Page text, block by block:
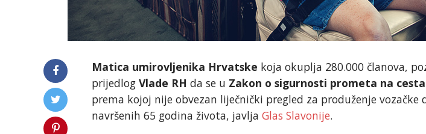
Matica umirovljenika Hrvatske koja okuplja 280.000 članova,
prijedlog Vlade RH da se u Zakon o sigurnosti prometa na
prema kojoj nije obvezan liječnički pregled za produženje vozačke
navršenih 65 godina života, javlja Glas Slavonije.